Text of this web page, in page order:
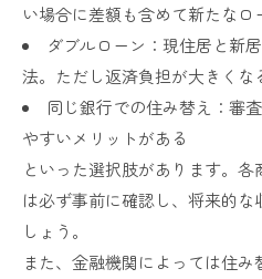
い場合に差額も含めて新たなロ
ダブルローン：現住居と新
法。ただし返済負担が大きく
同じ銀行での住み替え：審
やすいメリットがある
といった選択肢があります。
は必ず事前に確認し、将来的
しょう。
また、金融機関によっては住